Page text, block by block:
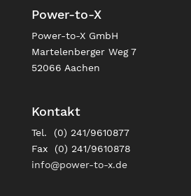
Power-to-X
Power-to-X GmbH
Martelenberger Weg 7
52066 Aachen
Kontakt
Tel. (0) 241/9610877
Fax (0) 241/9610878
info@power-to-x.de